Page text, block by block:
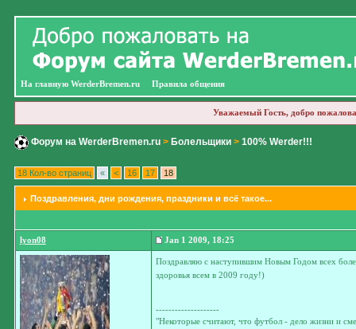
На главную WerderBremen.ru Правила общения
Уважаемый Гость, добро
Форум на WerderBremen.ru> Болельщики> 100% Werder!!!
18 Кол-во страниц « < 16 17 18
Поздравления, дни рождения, праздники и всё такое...
lyon08 Jan 1 2009, 18:25
Поздравляю с наступившим Новым Годом всех
здоровья всем в 2009 году!)
--------------------
"Некоторые считают, что футбол - дело жизни и